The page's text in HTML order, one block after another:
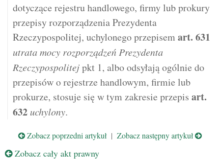
dotyczące rejestru handlowego, firmy lub prokury
przepisy rozporządzenia Prezydenta
Rzeczypospolitej, uchylonego przepisemart. 631
utrata mocy rozporządzeń Prezydenta
Rzeczypospolitejpkt 1, albo odsyłają ogólnie do
przepisów o rejestrze handlowym, firmie lub
prokurze, stosuje się w tym zakresie przepis art.
632 uchylony.
Zobacz poprzedni artykuł | Zobacz następny artykuł
Zobacz cały akt prawny